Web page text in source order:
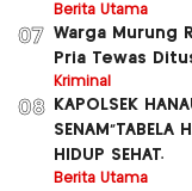
Berita Utama
07 Warga Murung
Pria Tewas
Kriminal
08
KAPOLSEK
SENAM”TABELA
HIDUP SEHAT.
Berita Utama